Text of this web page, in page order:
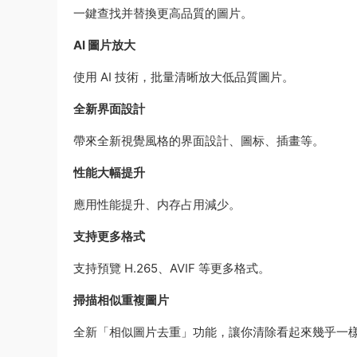
一鍵查找并替換更高品質的圖片。
AI 圖片放大
使用 AI 技術，批量清晰放大低品質圖片。
全新界面設計
帶來全新視覺風格的界面設計、圖标、插畫等。
性能大幅提升
應用性能提升、内存占用減少。
支持更多格式
支持預覽 H.265、AVIF 等更多格式。
掃描相似重複圖片
全新「相似圖片去重」功能，讓你清除看起來幾乎一